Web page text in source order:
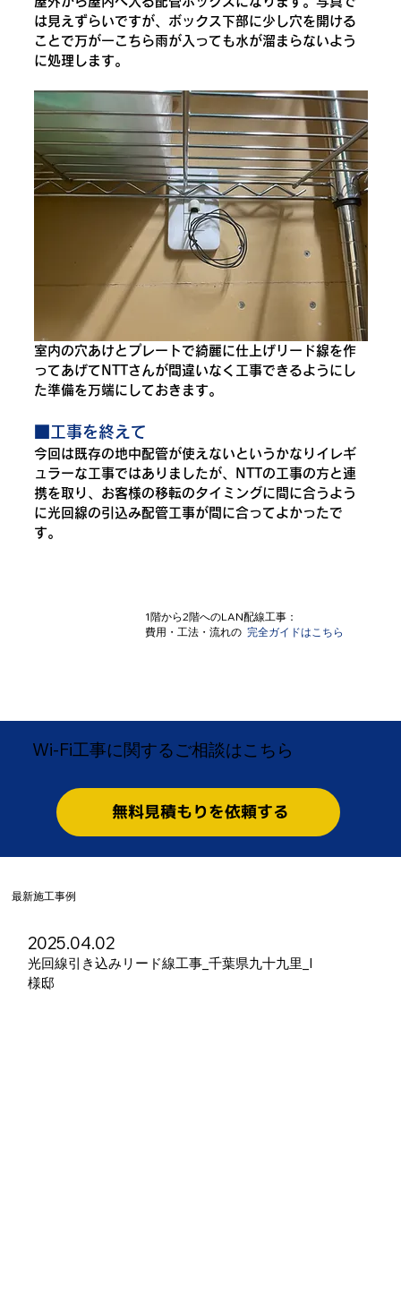
は見えずらいですが、ボックス下部に少し穴を開ける
ことで万が一こちら雨が入っても水が溜まらないよう
に処理します。
室内の穴あけとプレートで綺麗に仕上げリード線を作
ってあげてNTTさんが間違いなく工事できるようにし
た準備を万端にしておきます。
■工事を終えて
今回は既存の地中配管が使えないというかなりイレギ
ュラーな工事ではありましたが、NTTの工事の方と連
携を取り、お客様の移転のタイミングに間に合うよう
に光回線の引込み配管工事が間に合ってよかったで
す。
​1階から2階へのLAN配線工事：
費用・工法・流れの 完全ガイドはこちら
Wi-Fi工事に関するご相談はこちら
無料見積もりを依頼する
​最新施工事例
2025.04.02
光回線引き込みリード線工事_千葉県九十九里_I
様邸